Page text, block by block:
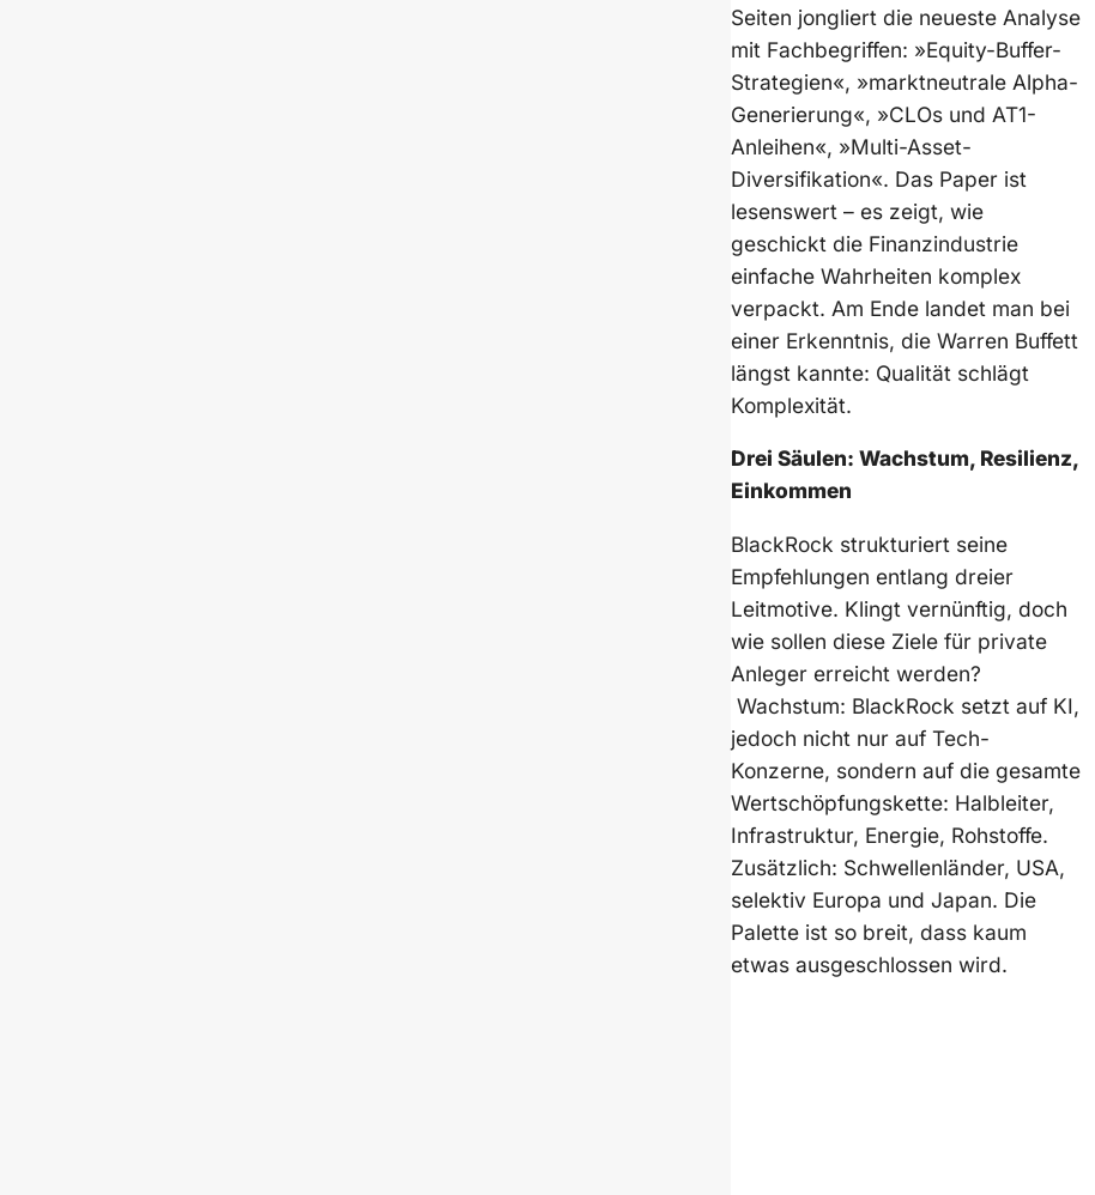
Seiten jongliert die neueste Analyse
mit Fachbegriffen: »Equity-Buffer-
Strategien«, »marktneutrale Alpha-
Generierung«, »CLOs und AT1-
Anleihen«, »Multi-Asset-
Diversifikation«. Das Paper ist
lesenswert – es zeigt, wie
geschickt die Finanzindustrie
einfache Wahrheiten komplex
verpackt. Am Ende landet man bei
einer Erkenntnis, die Warren Buffett
längst kannte: Qualität schlägt
Komplexität.
Drei Säulen: Wachstum, Resilienz,
Einkommen
BlackRock strukturiert seine
Empfehlungen entlang dreier
Leitmotive. Klingt vernünftig, doch
wie sollen diese Ziele für private
Anleger erreicht werden?
Wachstum: BlackRock setzt auf KI,
jedoch nicht nur auf Tech-
Konzerne, sondern auf die gesamte
Wertschöpfungskette: Halbleiter,
Infrastruktur, Energie, Rohstoffe.
Zusätzlich: Schwellenländer, USA,
selektiv Europa und Japan. Die
Palette ist so breit, dass kaum
etwas ausgeschlossen wird.